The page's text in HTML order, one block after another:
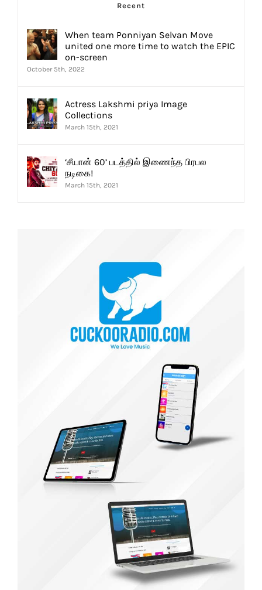
Recent
When team Ponniyan Selvan Move
united one more time to watch the EPIC
on-screen
October 5th, 2022
Actress Lakshmi priya Image
Collections
March 15th, 2021
‘சீயான் 60’ படத்தில் இணைந்த பிரபல
நடிகை!
March 15th, 2021